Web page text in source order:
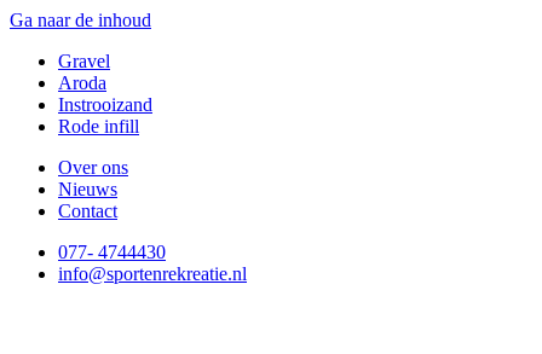
Ga naar de inhoud
Gravel
Aroda
Instrooizand
Rode infill
Over ons
Nieuws
Contact
077- 4744430
info@sportenrekreatie.nl